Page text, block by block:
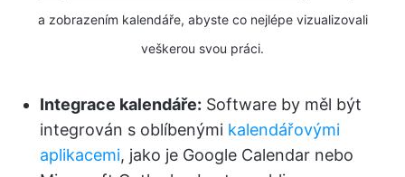
a zobrazením kalendáře, abyste co nejlépe vizualizovali
veškerou svou práci.
Integrace kalendáře: Software by měl být
integrován s oblíbenými kalendářovými
aplikacemi, jako je Google Calendar nebo